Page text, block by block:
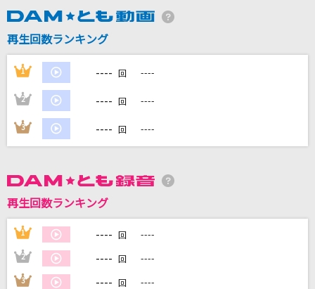
ホログラム
NICO Touches the Walls
のだ
大漠波新
エルダーフラワー
サマーデイズ
King & Prince
再生回数ランキング
1 ---- 回 ----
2 ---- 回 ----
3 ---- 回 ----
再生回数ランキング
1 ---- 回 ----
2 ---- 回 ----
3 ---- 回 ----